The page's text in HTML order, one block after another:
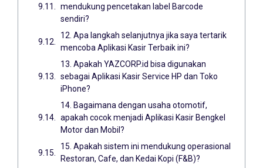
mendukung pencetakan label Barcode
sendiri?
12. Apa langkah selanjutnya jika saya tertarik
mencoba Aplikasi Kasir Terbaik ini?
13. Apakah YAZCORP.id bisa digunakan
sebagai Aplikasi Kasir Service HP dan Toko
iPhone?
14. Bagaimana dengan usaha otomotif,
apakah cocok menjadi Aplikasi Kasir Bengkel
Motor dan Mobil?
15. Apakah sistem ini mendukung operasional
Restoran, Cafe, dan Kedai Kopi (F&B)?